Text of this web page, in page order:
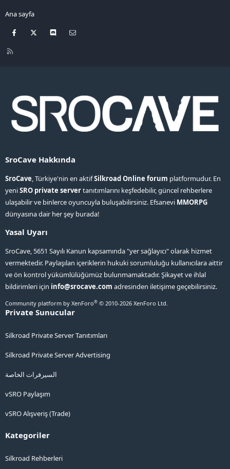
Ana sayfa
Facebook Discord
R
SroCave Hakkında
SroCave, Türkiye'nin en aktifSilkroad Online forum platformudur. En
yeniSRO private servertanıtımlarını keşfedebilir, güncel rehberlere
ulaşabilir ve binlerce oyuncuyla buluşabilirsiniz. Efsanevi MMORPG
dünyasına dair her şey burada!
Yasal Uyarı
SroCave, 5651 Sayılı Kanun kapsamında "yer sağlayıcı" olarak hizmet
vermektedir. Paylaşılan içeriklerin hukuki sorumluluğu kullanıcılara aittir
ve ön kontrol yükümlülüğümüz bulunmamaktadır. Şikayet ve ihlal
bildirimleri için info@srocave.com adresinden iletişime geçebilirsiniz.
Community platform by XenForo® © 2010-2026 XenForo Ltd.
Private Sunucular
Silkroad Private Server Tanıtımları
Silkroad Private Server Advertising
السيرفرات الخاصة
vSRO Paylaşım
vSRO Alışveriş (Trade)
Kategoriler
Silkroad Rehberleri